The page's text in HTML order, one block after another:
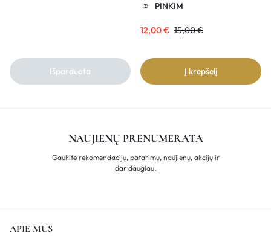
Išparduota
PINKIM
12,00€ 15,00€
Į krepšelį
NAUJIENŲ PRENUMERATA
Gaukite rekomendacijų, patarimų, naujienų, akcijų ir
dar daugiau.
APIE MUS